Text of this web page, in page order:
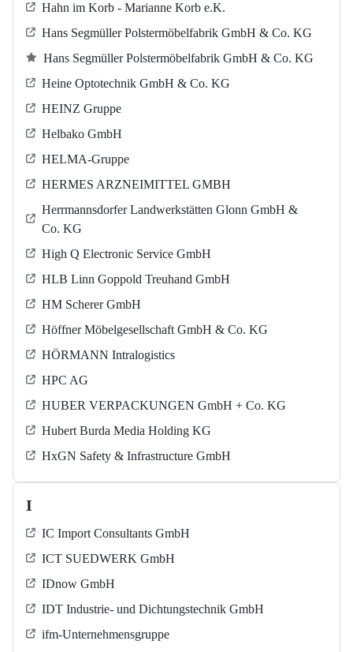
Hahn im Korb - Marianne Korb e.K.
Hans Segmüller Polstermöbelfabrik GmbH & Co. KG
Hans Segmüller Polstermöbelfabrik GmbH & Co. KG
Heine Optotechnik GmbH & Co. KG
HEINZ Gruppe
Helbako GmbH
HELMA-Gruppe
HERMES ARZNEIMITTEL GMBH
Herrmannsdorfer Landwerkstätten Glonn GmbH &
Co. KG
High Q Electronic Service GmbH
HLB Linn Goppold Treuhand GmbH
HM Scherer GmbH
Höffner Möbelgesellschaft GmbH & Co. KG
HÖRMANN Intralogistics
HPC AG
HUBER VERPACKUNGEN GmbH + Co. KG
Hubert Burda Media Holding KG
HxGN Safety & Infrastructure GmbH
I
IC Import Consultants GmbH
ICT SUEDWERK GmbH
IDnow GmbH
IDT Industrie- und Dichtungstechnik GmbH
ifm-Unternehmensgruppe